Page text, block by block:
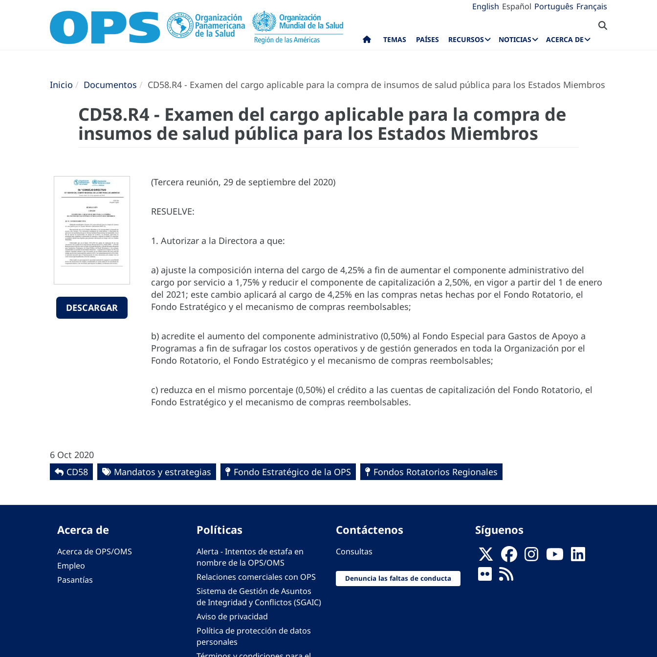
English Español Português Français
TEMAS PAÍSES RECURSOS NOTICIAS ACERCA DE
Inicio Documentos CD58.R4 - Examen del cargo aplicable para la compra de insumos de salud pública para los Estados Miembros
CD58.R4 - Examen del cargo aplicable para la compra de
insumos de salud pública para los Estados Miembros
DESCARGAR
(Tercera reunión, 29 de septiembre del 2020)
RESUELVE:
1. Autorizar a la Directora a que:
a) ajuste la composición interna del cargo de 4,25% a fin de aumentar el componente administrativo del
cargo por servicio a 1,75% y reducir el componente de capitalización a 2,50%, en vigor a partir del 1 de enero
del 2021; este cambio aplicará al cargo de 4,25% en las compras netas hechas por el Fondo Rotatorio, el
Fondo Estratégico y el mecanismo de compras reembolsables;
b) acredite el aumento del componente administrativo (0,50%) al Fondo Especial para Gastos de Apoyo a
Programas a fin de sufragar los costos operativos y de gestión generados en toda la Organización por el
Fondo Rotatorio, el Fondo Estratégico y el mecanismo de compras reembolsables;
c) reduzca en el mismo porcentaje (0,50%) el crédito a las cuentas de capitalización del Fondo Rotatorio, el
Fondo Estratégico y el mecanismo de compras reembolsables.
6 Oct 2020
CD58
Mandatos y estrategias Fondo Estratégico de la OPS Fondos Rotatorios Regionales
Acerca de
Acerca de OPS/OMS
Empleo
Pasantías
Políticas
Alerta - Intentos de estafa en
nombre de la OPS/OMS
Relaciones comerciales con OPS
Sistema de Gestión de Asuntos
de Integridad y Conflictos (SGAIC)
Aviso de privacidad
Política de protección de datos
personales
Contáctenos
Consultas
Denuncia las faltas de conducta
Síguenos